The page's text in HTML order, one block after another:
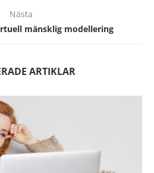
Nästa
mänsklig modellering
ARTIKLAR